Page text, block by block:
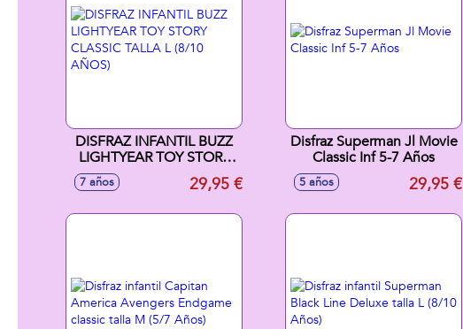
DISFRAZ INFANTIL BUZZ
LIGHTYEAR TOY STORY
CLASSIC TALLA L (8/10
7 años 29,95 €
Disfraz Superman Jl Movie
Classic Inf 5-7 Años
5 años 29,95 €